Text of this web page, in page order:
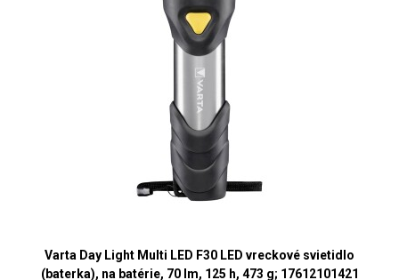
Varta Day Light Multi LED F30 LED vreckové svietidlo
(baterka), na batérie, 70 lm, 125 h, 473 g; 17612101421